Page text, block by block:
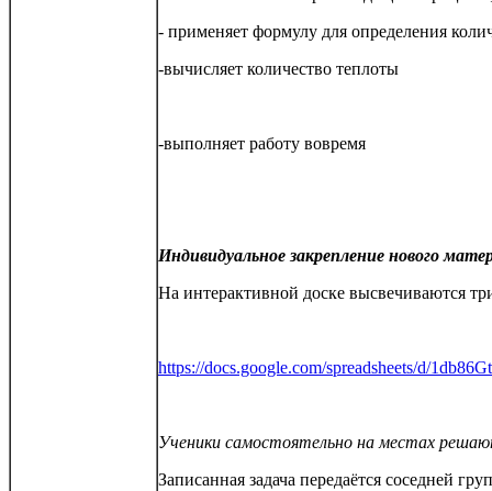
- применяет формулу для определения
-вычисляет количество теплоты
-выполняет работу вовремя
Индивидуальное закрепление нового
На интерактивной доске высвечиваются
https://docs.google.com/spreadsheets/d/
Ученики самостоятельно на местах
Записанная задача передаётся соседней